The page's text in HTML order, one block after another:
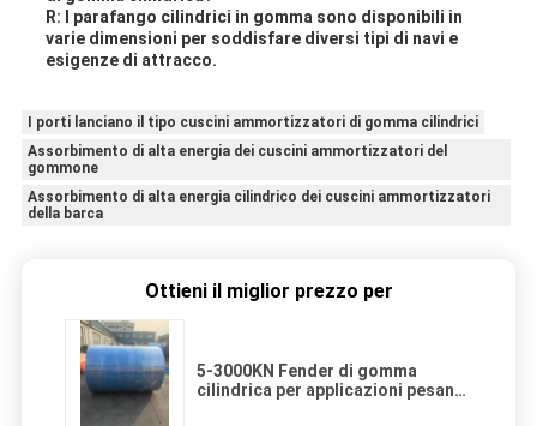
R: I parafango cilindrici in gomma sono disponibili in
varie dimensioni per soddisfare diversi tipi di navi e
esigenze di attracco.
I porti lanciano il tipo cuscini ammortizzatori di gomma cilindrici
Assorbimento di alta energia dei cuscini ammortizzatori del
gommone
Assorbimento di alta energia cilindrico dei cuscini ammortizzatori
della barca
Ottieni il miglior prezzo per
5-3000KN Fender di gomma
cilindrica per applicazioni pesanti